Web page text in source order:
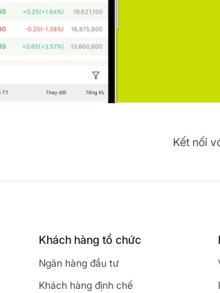
Kết nối
Khách hàng tổ chức
Ngân hàng đầu tư
Khách hàng định chế